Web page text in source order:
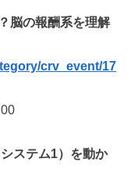
脳の報酬系を理解
crv_event/17
ステム1）を動か